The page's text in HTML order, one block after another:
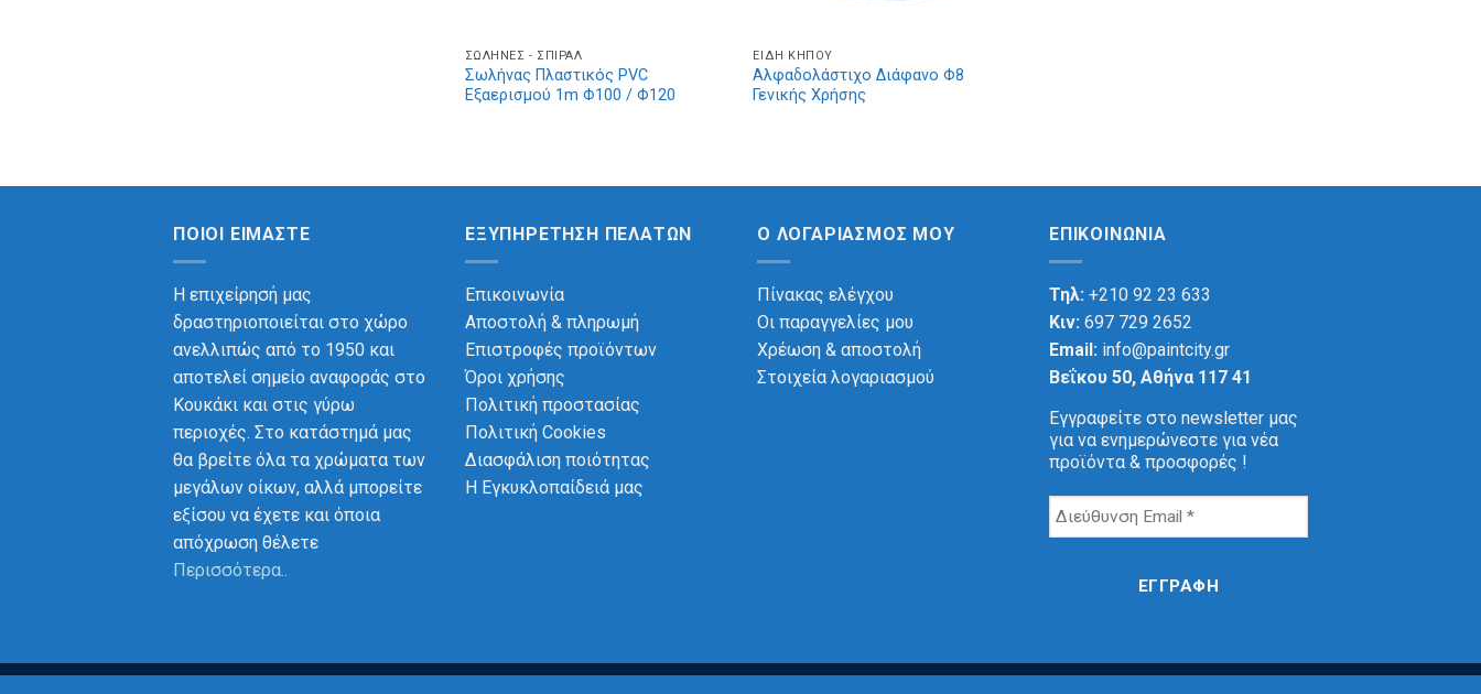
ΣΩΛΉΝΕΣ - ΣΠΙΡΆΛ
Σωλήνας Πλαστικός PVC
Εξαερισμού 1m Φ100 / Φ120
ΕΊΔΗ ΚΉΠΟΥ
Αλφαδολάστιχο Διάφανο Φ8
Γενικής Χρήσης
ΠΟΙΟΙ ΕΊΜΑΣΤΕ
Η επιχείρησή μας
δραστηριοποιείται στο χώρο
ανελλιπώς από το 1950 και
αποτελεί σημείο αναφοράς στο
Κουκάκι και στις γύρω
περιοχές. Στο κατάστημά μας
θα βρείτε όλα τα χρώματα των
μεγάλων οίκων, αλλά μπορείτε
εξίσου να έχετε και όποια
απόχρωση θέλετε
Περισσότερα..
ΕΞΥΠΗΡΈΤΗΣΗ ΠΕΛΑΤΏΝ
Επικοινωνία
Αποστολή & πληρωμή
Επιστροφές προϊόντων
Όροι χρήσης
Πολιτική προστασίας
Πολιτική Cookies
Διασφάλιση ποιότητας
Η Εγκυκλοπαίδειά μας
Ο ΛΟΓΑΡΙΑΣΜΌΣ ΜΟΥ
Πίνακας ελέγχου
Οι παραγγελίες μου
Χρέωση & αποστολή
Στοιχεία λογαριασμού
ΕΠΙΚΟΙΝΩΝΊΑ
Τηλ: +210 92 23 633
Κιν: 697 729 2652
Email: info@paintcity.gr
Βεΐκου 50, Αθήνα 117 41
Εγγραφείτε στο newsletter μας
για να ενημερώνεστε για νέα
προϊόντα & προσφορές !